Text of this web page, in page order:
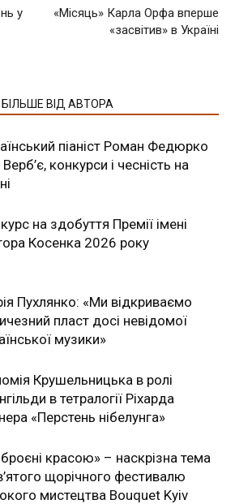
у
«Місяць» Карла Орфа вперше
«засвітив» в Україні
БІЛЬШЕ ВІД АВТОРА
піаніст Роман Федюрко
конкурси і чесність на
на здобуття Премії імені
Косенка 2026 року
Пухлянко: «Ми відкриваємо
пласт досі невідомої
музики»
Крушельницька в ролі
в тетралогії Ріхарда
«Перстень нібелунга»
красою» – наскрізна тема
щорічного фестивалю
мистецтва Bouquet Kyiv